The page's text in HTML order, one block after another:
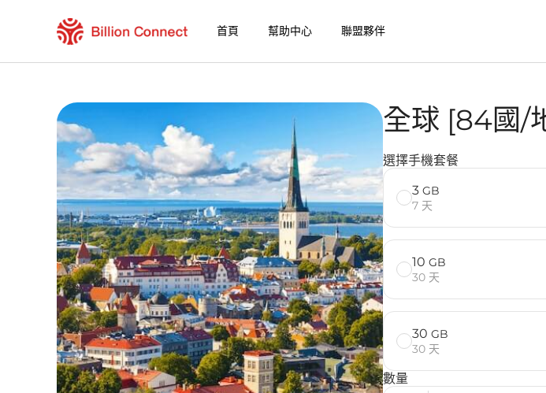
首頁 幫助中心 聯盟夥伴
包含目前目的地的區域套餐
如何享受您的 eSIM？
在 Laos 使用 Billion Connect eSIM 的優勢
Billion Connect 全球 [84國/地區] 常見問題
選擇您的目的地與數據套餐
安裝您的 eSIM
享受您的數據套餐
穩定的網路連接
避免漫遊費用
7/24 客戶服務
便捷安裝
保留您的原本地區號碼
本地與區域套餐
全球 [84國/
選擇手機套餐
3 GB
7 天
10 GB
30 天
30 GB
30 天
數量